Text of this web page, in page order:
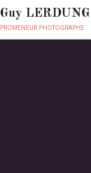
Guy LERDUNG
promeneur photographe